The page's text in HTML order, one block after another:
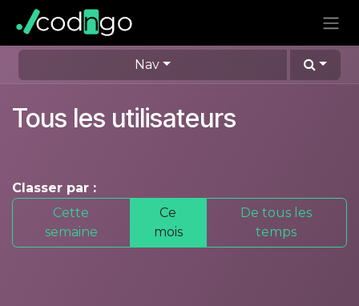
Se rendre au contenu
Nav
Tous les utilisateurs
Classer par :
Cette
semaine
Ce
mois
De tous les
temps